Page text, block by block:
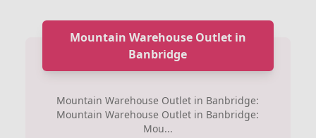
Mountain Warehouse Outlet in
Banbridge
Mountain Warehouse Outlet in Banbridge:
Mountain Warehouse Outlet in Banbridge:
Mou...